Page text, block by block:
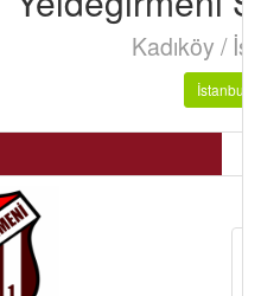
Kadıköy /
İstanbul